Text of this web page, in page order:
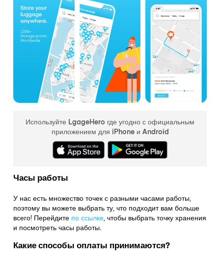
Используйте LgageHero где угодно с официальным
приложением для iPhone и Android
Часы работы
У нас есть множество точек с разными часами работы,
поэтому вы можете выбрать ту, что подходит вам больше
всего! Перейдите по ссылке, чтобы выбрать точку хранения
и посмотреть часы работы.
Какие способы оплаты принимаются?